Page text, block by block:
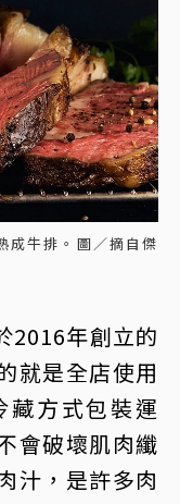
成牛排。圖／摘自傑
2016年創立的
就是全店使用
藏方式包裝運
會破壞肌肉纖
汁，是許多肉